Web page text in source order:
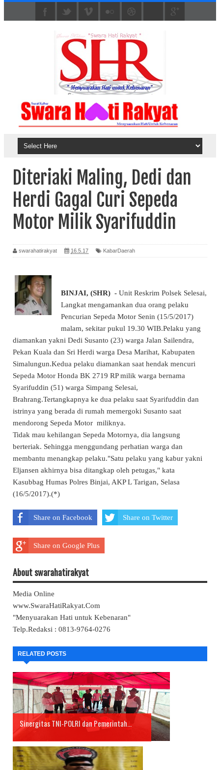
Diteriaki Maling, Dedi dan
Herdi Gagal Curi Sepeda
Motor Milik Syarifuddin
swarahatirakyat 16.5.17 KabarDaerah
BINJAI, (SHR) - Unit Reskrim Polsek Selesai,
Langkat mengamankan dua orang pelaku
Pencurian Sepeda Motor Senin (15/5/2017)
malam, sekitar pukul 19.30 WIB.Pelaku yang
diamankan yakni Dedi Susanto (23) warga Jalan Sailendra,
Pekan Kuala dan Sri Herdi warga Desa Marihat, Kabupaten
Simalungun.Kedua pelaku diamankan saat hendak mencuri
Sepeda Motor Honda BK 2719 RP milik warga bernama
Syarifuddin (51) warga Simpang Selesai,
Brahrang.Tertangkapnya ke dua pelaku saat Syarifuddin dan
istrinya yang berada di rumah memergoki Susanto saat
mendorong Sepeda Motor miliknya.
Tidak mau kehilangan Sepeda Motornya, dia langsung
berteriak. Sehingga menggundang perhatian warga dan
membantu menangkap pelaku."Satu pelaku yang kabur yakni
Eljansen akhirnya bisa ditangkap oleh petugas," kata
Kasubbag Humas Polres Binjai, AKP L Tarigan, Selasa
(16/5/2017).(*)
Share on Facebook Share on Twitter
Share on Google Plus
About swarahatirakyat
Media Online
www.SwaraHatiRakyat.Com
"Menyuarakan Hati untuk Kebenaran"
Telp.Redaksi : 0813-9764-0276
RELATED POSTS
Sinergitas TNI-POLRI dan Pemerintah...